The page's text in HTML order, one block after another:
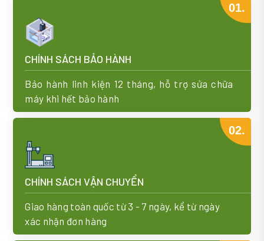
01.
CHÍNH SÁCH BẢO HÀNH
Bảo hành linh kiện 12 tháng, hỗ trợ sửa chữa
máy khi hết bảo hành
02.
CHÍNH SÁCH VẬN CHUYỂN
Giao hàng toàn quốc từ 3 - 7 ngày, kể từ ngày
xác nhận đơn hàng